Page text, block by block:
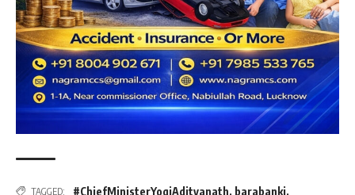
TAGGED: #ChiefMinisterYogiAdityanath, barabanki,